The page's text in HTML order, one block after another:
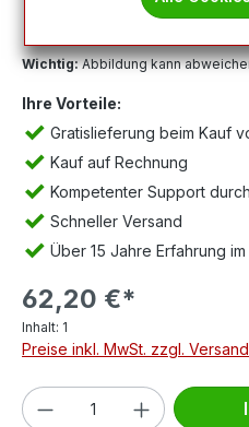
Wichtig:Abbildung kann
Ihre Vorteile:
Gratislieferung beim Kauf
Kauf auf Rechnung
Kompetenter Support
Schneller Versand
Über 15 Jahre Erfahrung
62,20 €*
Inhalt: 1
Preise inkl. MwSt. zzgl.
Produkt Anzahl: